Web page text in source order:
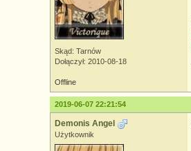
Skąd: Tarnów
Dołączył: 2010-08-18
Offline
2019-06-07 22:21:54
Demonis Angel
Użytkownik